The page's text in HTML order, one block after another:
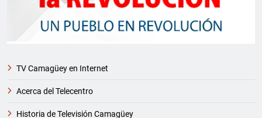
TV Camagüey en Internet
Acerca del Telecentro
Historia de Televisión Camagüey